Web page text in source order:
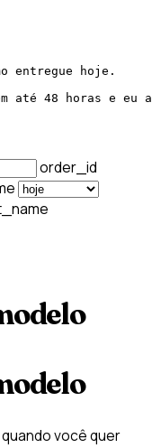
entregue hoje.
até 48 horas e eu
order_id
você quer